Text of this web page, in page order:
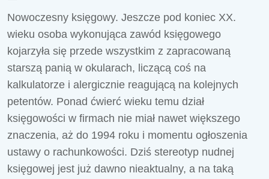
Nowoczesny księgowy. Jeszcze pod koniec XX.
wieku osoba wykonująca zawód księgowego
kojarzyła się przede wszystkim z zapracowaną
starszą panią w okularach, liczącą coś na
kalkulatorze i alergicznie reagującą na kolejnych
petentów. Ponad ćwierć wieku temu dział
księgowości w firmach nie miał nawet większego
znaczenia, aż do 1994 roku i momentu ogłoszenia
ustawy o rachunkowości. Dziś stereotyp nudnej
księgowej jest już dawno nieaktualny, a na taką